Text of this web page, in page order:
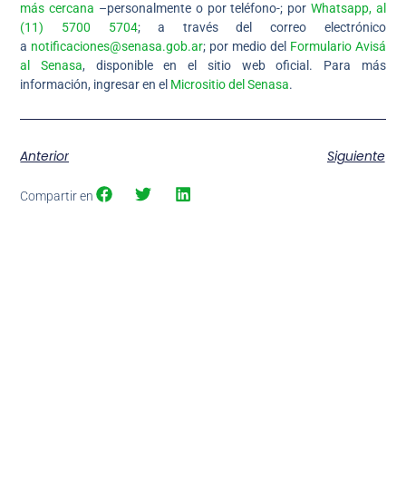
más cercana –personalmente o por teléfono-; por Whatsapp, al
(11) 5700 5704; a través del correo electrónico
a notificaciones@senasa.gob.ar; por medio del Formulario Avisá
al Senasa, disponible en el sitio web oficial. Para más
información, ingresar en el Micrositio del Senasa.
Anterior Siguiente
Compartir en